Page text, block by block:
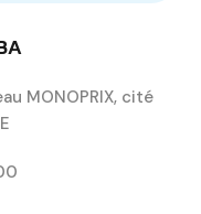
MONOPRIX, cité